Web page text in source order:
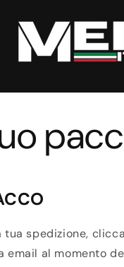
tua spedizione,
email al momento